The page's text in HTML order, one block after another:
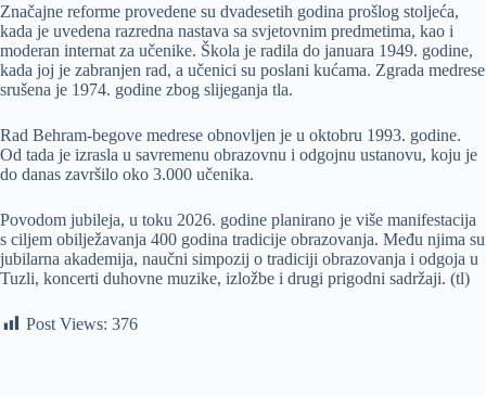
Značajne reforme provedene su dvadesetih godina prošlog stoljeća,
kada je uvedena razredna nastava sa svjetovnim predmetima, kao i
moderan internat za učenike. Škola je radila do januara 1949. godine,
kada joj je zabranjen rad, a učenici su poslani kućama. Zgrada medrese
srušena je 1974. godine zbog slijeganja tla.
Rad Behram-begove medrese obnovljen je u oktobru 1993. godine.
Od tada je izrasla u savremenu obrazovnu i odgojnu ustanovu, koju je
do danas završilo oko 3.000 učenika.
Povodom jubileja, u toku 2026. godine planirano je više manifestacija
s ciljem obilježavanja 400 godina tradicije obrazovanja. Među njima su
jubilarna akademija, naučni simpozij o tradiciji obrazovanja i odgoja u
Tuzli, koncerti duhovne muzike, izložbe i drugi prigodni sadržaji. (tl)
Post Views: 376